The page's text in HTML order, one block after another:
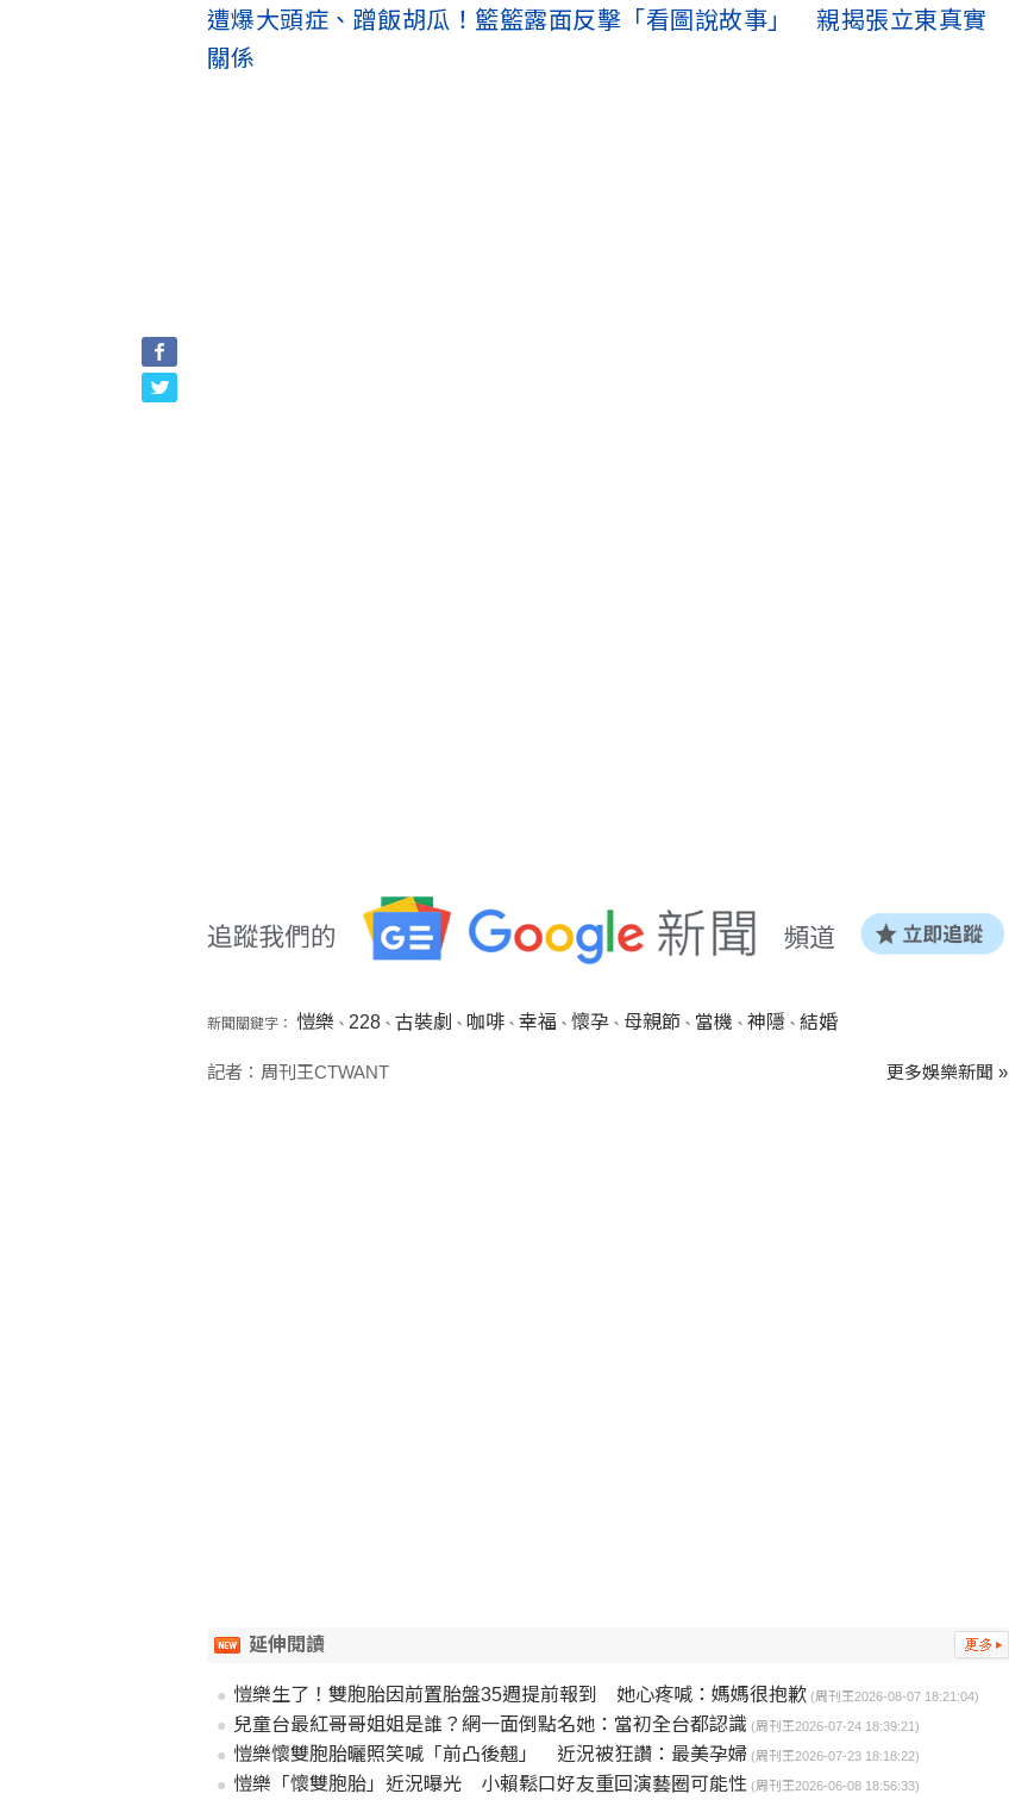
遭爆大頭症、蹭飯胡瓜！籃籃露面反擊「看圖說故事」 親揭張立東真實
關係
新聞關鍵字： 愷樂 、 228、 古裝劇 、 咖啡、 幸福 、 懷孕、 母親節 、 當機 、 神隱、 結婚
記者：周刊王CTWANT 更多娛樂新聞 »
延伸閱讀
愷樂生了！雙胞胎因前置胎盤35週提前報到 她心疼喊：媽媽很抱歉 (周刊王2026-08-07 18:21:04)
兒童台最紅哥哥姐姐是誰？網一面倒點名她：當初全台都認識 (周刊王2026-07-24 18:39:21)
愷樂懷雙胞胎曬照笑喊「前凸後翹」 近況被狂讚：最美孕婦 (周刊王2026-07-23 18:18:22)
愷樂「懷雙胞胎」近況曝光 小賴鬆口好友重回演藝圈可能性 (周刊王2026-06-08 18:56:33)